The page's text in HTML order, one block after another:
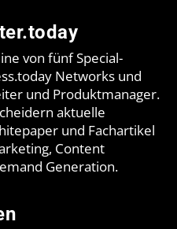
von fünf Special-
Networks und
und Produktmanager.
aktuelle
und Fachartikel
Content
Generation.